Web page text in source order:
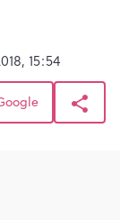
15:54